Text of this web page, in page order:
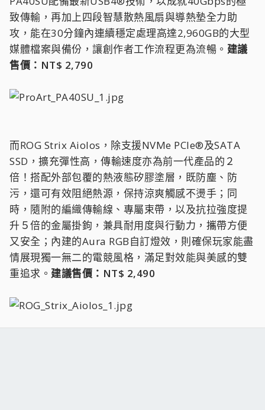
致傳輸，再加上四段智慧散熱風扇與導熱墊全力助
攻，能在30分鐘內連續穩定處理高達2,960GB的大型
媒體檔案與備份，讓創作者工作流程更為流暢。 建議
售價：NT$ 2,790
而ROG Strix Aiolos，除支援NVMe PCIe®及SATA
SSD，擴充彈性高，傳輸速度亦為前一代產品的２
倍！搭配外部包覆的熱液態矽膠塗層，既防塵、防
污，還可有效阻絕熱源，保持涼爽觸感不燙手；同
時，隨附的編織傳輸線、專屬束帶，以及抗拉強度提
升５倍的金屬掛鉤，兼具耐用度與行動力，攜帶方便
又安全；內建的Aura RGB自訂燈效，則確保玩家能盡
情展現獨一無二的電競風格，滿足對效能與美感的雙
重追求。 建議售價：NT$ 2,490